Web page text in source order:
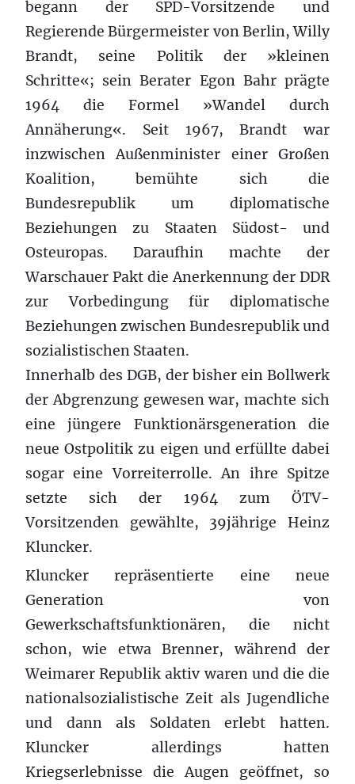
begann der SPD-Vorsitzende und
Regierende Bürgermeister von Berlin, Willy
Brandt, seine Politik der »kleinen
Schritte«; sein Berater Egon Bahr prägte
1964 die Formel »Wandel durch
Annäherung«. Seit 1967, Brandt war
inzwischen Außenminister einer Großen
Koalition, bemühte sich die
Bundesrepublik um diplomatische
Beziehungen zu Staaten Südost- und
Osteuropas. Daraufhin machte der
Warschauer Pakt die Anerkennung der DDR
zur Vorbedingung für diplomatische
Beziehungen zwischen Bundesrepublik und
sozialistischen Staaten.
Innerhalb des DGB, der bisher ein Bollwerk
der Abgrenzung gewesen war, machte sich
eine jüngere Funktionärsgeneration die
neue Ostpolitik zu eigen und erfüllte dabei
sogar eine Vorreiterrolle. An ihre Spitze
setzte sich der 1964 zum ÖTV-
Vorsitzenden gewählte, 39jährige Heinz
Kluncker.
Kluncker repräsentierte eine neue
Generation von
Gewerkschaftsfunktionären, die nicht
schon, wie etwa Brenner, während der
Weimarer Republik aktiv waren und die die
nationalsozialistische Zeit als Jugendliche
und dann als Soldaten erlebt hatten.
Kluncker allerdings hatten
Kriegserlebnisse die Augen geöffnet, so